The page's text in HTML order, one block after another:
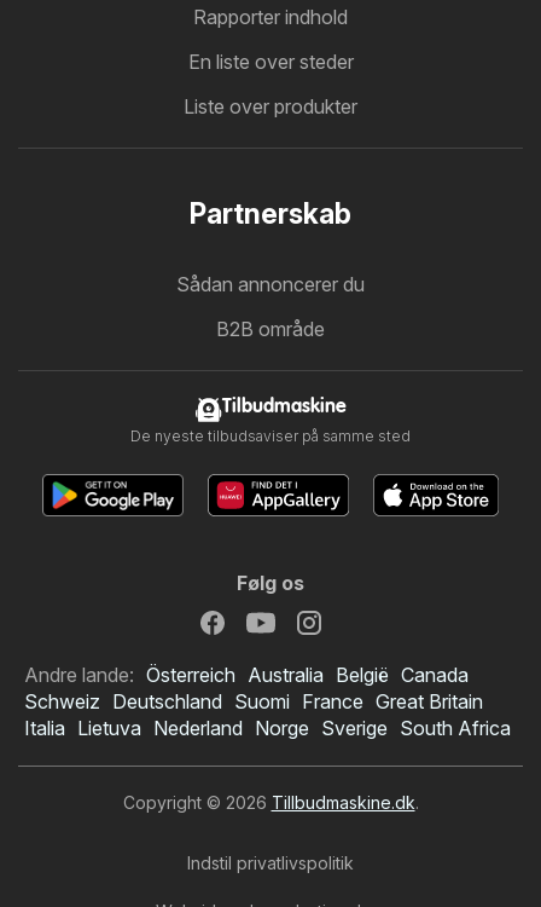
Rapporter indhold
En liste over steder
Liste over produkter
Partnerskab
Sådan annoncerer du
B2B område
Tilbudmaskine
De nyeste tilbudsaviser på samme sted
Følg os
Andre lande: Österreich Australia België Canada
Schweiz Deutschland Suomi France Great Britain
Italia Lietuva Nederland Norge Sverige South Africa
Copyright © 2026 Tillbudmaskine.dk.
Indstil privatlivspolitik